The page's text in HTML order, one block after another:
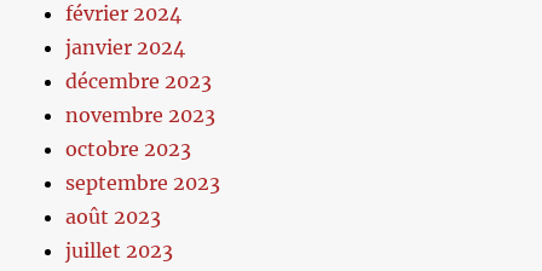
février 2024
janvier 2024
décembre 2023
novembre 2023
octobre 2023
septembre 2023
août 2023
juillet 2023